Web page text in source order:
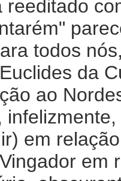
reeditado
todos
da
ao
em
em